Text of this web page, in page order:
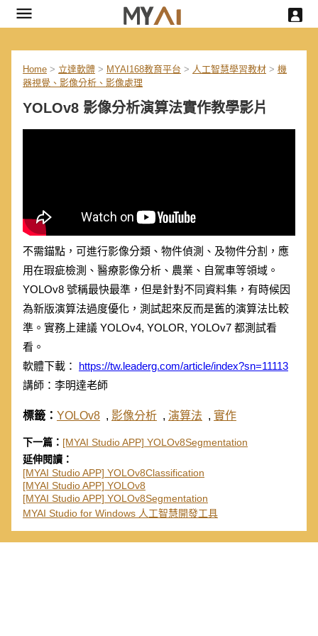
Home > 立達軟體 > MYAI168教育平台 > 人工智慧學習教材 > 機
器視覺、影像分析、影像處理
YOLOv8 影像分析演算法實作教學影片
不需錨點，可進行影像分類、物件偵測、及物件分割，應
用在瑕疵檢測、醫療影像分析、農業、自駕車等領域。
YOLOv8 號稱最快最準，但是針對不同資料集，有時候因
為新版演算法過度優化，測試起來反而是舊的演算法比較
準。實務上建議 YOLOv4, YOLOR, YOLOv7 都測試看
看。
軟體下載： https://tw.leaderg.com/article/index?sn=11113
講師：李明達老師
標籤： YOLOv8 , 影像分析 , 演算法 , 實作
下一篇： [MYAI Studio APP] YOLOv8Segmentation
延伸閱讀：
[MYAI Studio APP] YOLOv8Classification
[MYAI Studio APP] YOLOv8
[MYAI Studio APP] YOLOv8Segmentation
MYAI Studio for Windows 人工智慧開發工具